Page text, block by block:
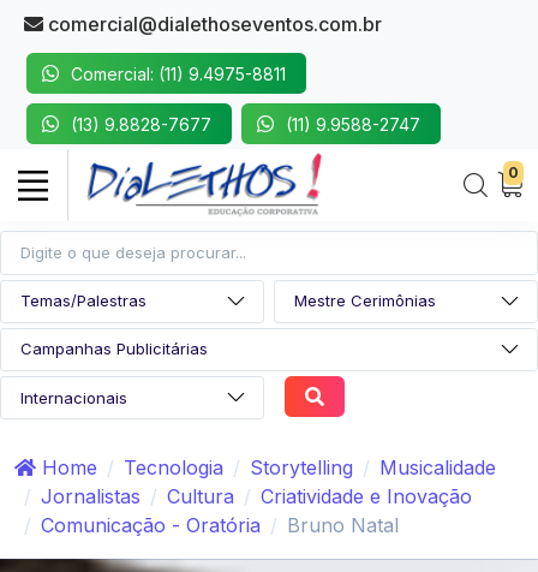
comercial@dialethoseventos.com.br
Comercial: (11) 9.4975-8811
(13) 9.8828-7677 (11) 9.9588-2747
0
Home Tecnologia Storytelling
Musicalidade
Jornalistas
Cultura
Criatividade e Inovação
Comunicação - Oratória
Bruno Natal